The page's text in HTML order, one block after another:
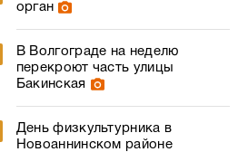
орган
В Волгограде на неделю
перекроют часть улицы
Бакинская
День физкультурника в
Новоаннинском районе